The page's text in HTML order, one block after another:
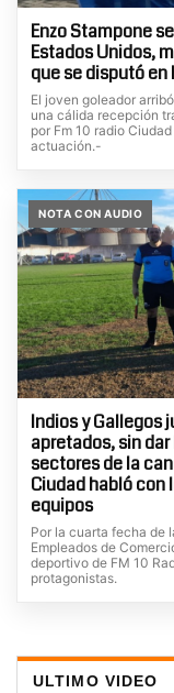
Enzo Stampone
Estados Unidos,
que se disputó en
El joven goleador
una cálida recepción
por Fm 10 radio
actuación.-
NOTA CON AUDIO
Indios y Gallegos
apretados, sin
sectores de la
Ciudad habló con
equipos
Por la cuarta fecha de
Empleados de
deportivo de FM 10
protagonistas.
ULTIMO VIDEO